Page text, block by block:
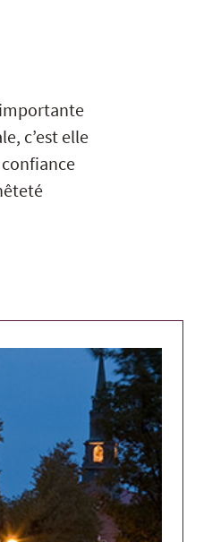
c’est elle